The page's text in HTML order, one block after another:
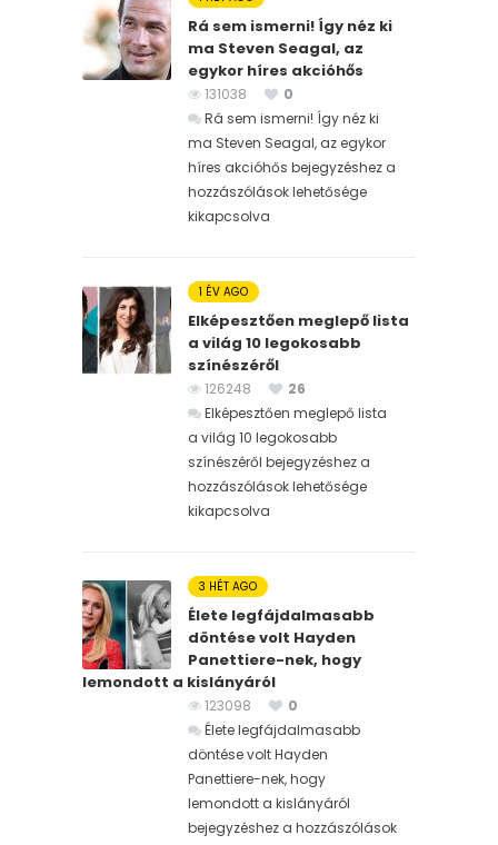
Rá sem ismerni! Így néz ki
ma Steven Seagal, az
egykor híres akcióhős
131038
0
Rá sem ismerni! Így néz ki
ma Steven Seagal, az egykor
híres akcióhős bejegyzéshez a
hozzászólások lehetősége
kikapcsolva
1 ÉV AGO
Elképesztően meglepő lista
a világ 10 legokosabb
színészéről
126248
26
Elképesztően meglepő lista
a világ 10 legokosabb
színészéről bejegyzéshez a
hozzászólások lehetősége
kikapcsolva
3 HÉT AGO
Élete legfájdalmasabb
döntése volt Hayden
Panettiere-nek, hogy
lemondott a kislányáról
123098
0
Élete legfájdalmasabb
döntése volt Hayden
Panettiere-nek, hogy
lemondott a kislányáról
bejegyzéshez a hozzászólások